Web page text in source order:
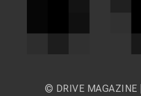
© DRIVE MAGAZINE |